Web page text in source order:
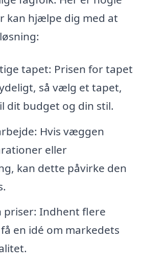
kan hjælpe dig med at
tapet: Prisen for tapet
så vælg et tapet,
dit budget og din stil.
Hvis væggen
eller
kan dette påvirke den
priser: Indhent flere
en idé om markedets